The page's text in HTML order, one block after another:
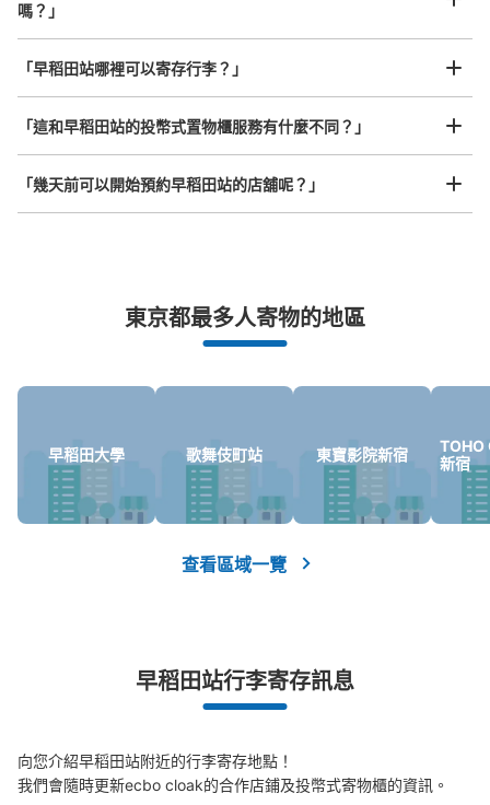
早稲田駅改札外コインロッカー
从東京メトロ早稲田駅站步行0分钟。
可保管的行李數
中等的:3 ¥500小的 / ¥400
付款方式
放下行李，愉快度過一整天！
任何尺寸的行李都OK
樂器、嬰兒車、腳踏車等，只要是1個人能搬運的行李尺寸就OK
發生行李破損、被偷等狀況時安心有保障
嗎？」
「早稻田站哪裡可以寄存行李？」
「這和早稻田站的投幣式置物櫃服務有什麼不同？」
「幾天前可以開始預約早稻田站的店舖呢？」
東京都最多人寄物的地區
早稻田大學 歌舞伎町站 東寶影院新宿
新宿
查看區域一覽
早稻田站行李寄存訊息
向您介紹早稻田站附近的行李寄存地點！
我們會隨時更新ecbo cloak的合作店鋪及投幣式寄物櫃的資訊。